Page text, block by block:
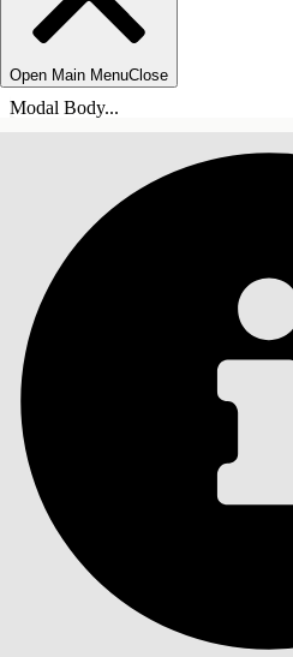
Open Main MenuClose
Modal Body...
Innehållsförteckningar
INNEHÅLLSFÖRTECKNINGAR